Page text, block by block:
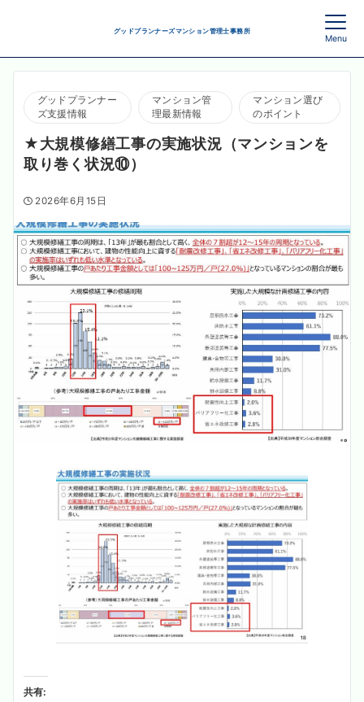
グッドプランナーズマンション管理士事務所
Menu
グッドプランナー
ズ支援情報
マンション管
理最新情報
マンション選び
のポイント
★大規模修繕工事の実施状況（マンションを
取り巻く状況⑩）
2026年6月15日
共有: